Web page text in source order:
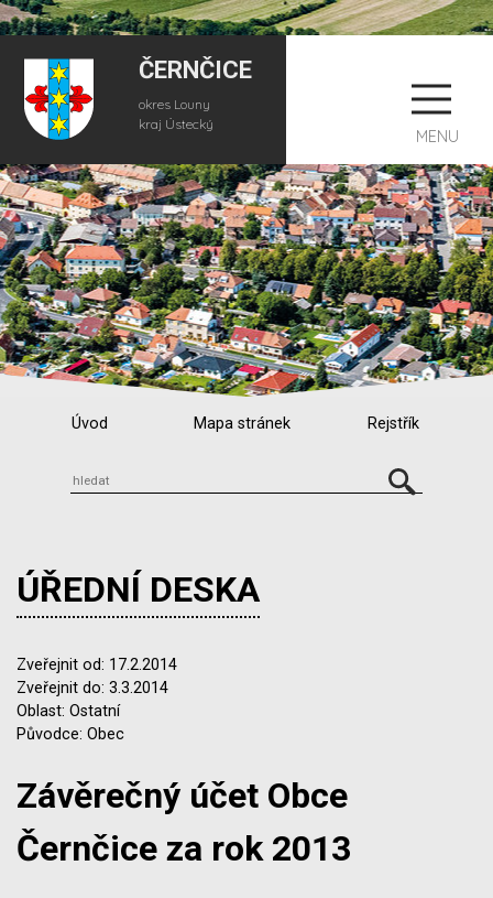
ČERNČICE
okres Louny
kraj Ústecký
MENU
Úvod Mapa stránek Rejstřík
ÚŘEDNÍ DESKA
Zveřejnit od: 17.2.2014
Zveřejnit do: 3.3.2014
Oblast: Ostatní
Původce: Obec
Závěrečný účet Obce
Černčice za rok 2013